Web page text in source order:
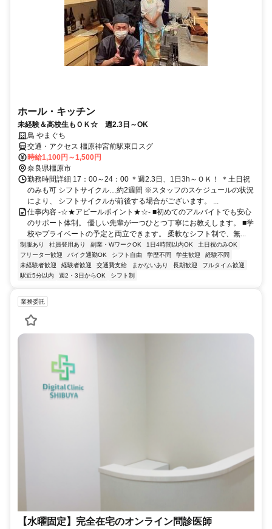
ホール・キッチン
未経験＆高校生もＯＫ☆ 週2.3日～OK
鳥 やまぐち
交通・アクセス 橿原神宮前駅東口スグ
時給1,100円～1,500円
奈良県橿原市
勤務時間詳細 17：00～24：00 ＊週2.3日、1日3h～ＯＫ！ ＊土日祝
のみも可 シフトサイクル…約2週間 ※スタッフのスケジュールの状況
により、 シフトサイクルが前後する場合がございます。 ...
仕事内容 -☆★アピールポイント★☆- ■初めてのアルバイトでも安心
のサポート体制。 優しい先輩が一つひとつ丁寧にお教えします。 ■学
校やプライベートの予定と両立できます。 柔軟なシフト制で、無...
制服あり 社員登用あり 副業・WワークOK 1日4時間以内OK
土日祝のみOK
フリーター歓迎
バイク通勤OK シフト自由 学歴不問 学生歓迎
経験不問
未経験者歓迎
経験者歓迎 交通費支給 まかないあり 長期歓迎
フルタイム歓迎
駅近5分以内
週2・3日からOK シフト制
業務委託
【水曜固定】完全在宅のオンライン問診医師